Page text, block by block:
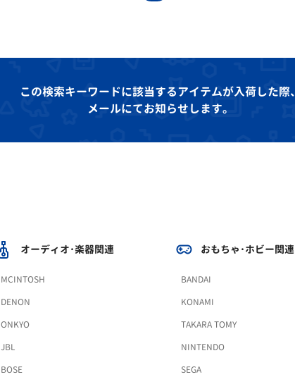
この検索キーワードに該当するアイテムが入荷した際、
メールにてお知らせします。
オーディオ･楽器関連
MCINTOSH
DENON
ONKYO
JBL
BOSE
おもちゃ･ホビー関連
BANDAI
KONAMI
TAKARA TOMY
NINTENDO
SEGA